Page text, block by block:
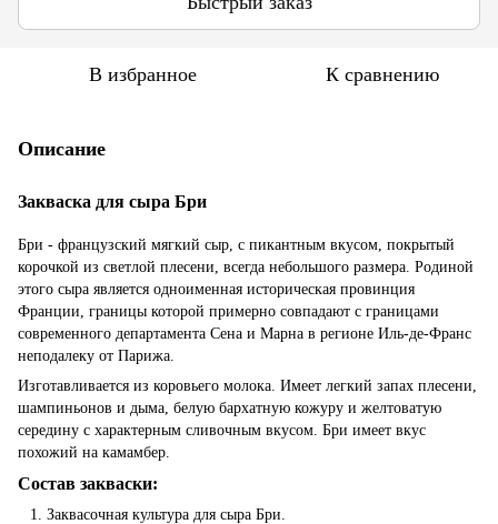
В избранное К сравнению
Описание
Закваска для сыра Бри
Бри - французский мягкий сыр, с пикантным вкусом, покрытый
корочкой из светлой плесени, всегда небольшого размера. Родиной
этого сыра является одноименная историческая провинция
Франции, границы которой примерно совпадают с границами
современного департамента Сена и Марна в регионе Иль-де-Франс
неподалеку от Парижа.
Изготавливается из коровьего молока. Имеет легкий запах плесени,
шампиньонов и дыма, белую бархатную кожуру и желтоватую
середину с характерным сливочным вкусом. Бри имеет вкус
похожий на камамбер.
Состав закваски:
Заквасочная культура для сыра Бри.